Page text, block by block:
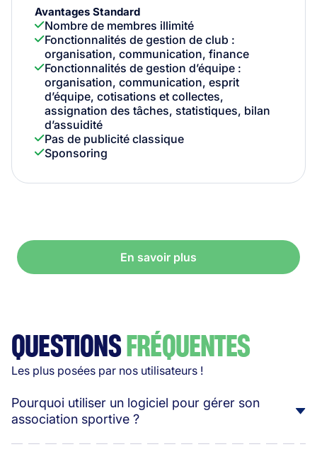
Avantages Standard
Nombre de membres illimité
Fonctionnalités de gestion de club :
organisation, communication, finance
Fonctionnalités de gestion d’équipe :
organisation, communication, esprit
d’équipe, cotisations et collectes,
assignation des tâches, statistiques, bilan
d’assuidité
Pas de publicité classique
Sponsoring
En savoir plus
QUESTIONS FRÉQUENTES
Les plus posées par nos utilisateurs !
Pourquoi utiliser un logiciel pour gérer son
association sportive ?